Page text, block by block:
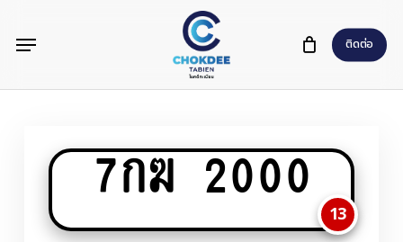
content
ติดต่อ
Menu
7กฆ 2000
13